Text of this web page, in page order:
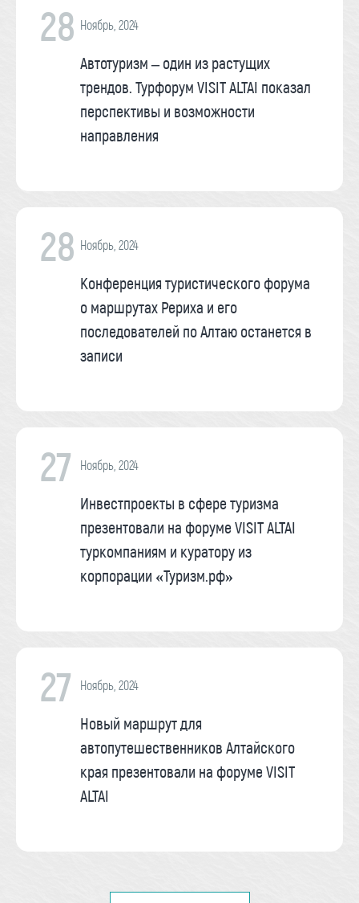
28 Ноябрь, 2024
Автотуризм – один из растущих
трендов. Турфорум VISIT ALTAI показал
перспективы и возможности
направления
28 Ноябрь, 2024
Конференция туристического форума
о маршрутах Рериха и его
последователей по Алтаю останется в
записи
27 Ноябрь, 2024
Инвестпроекты в сфере туризма
презентовали на форуме VISIT ALTAI
туркомпаниям и куратору из
корпорации «Туризм.рф»
27 Ноябрь, 2024
Новый маршрут для
автопутешественников Алтайского
края презентовали на форуме VISIT
ALTAI